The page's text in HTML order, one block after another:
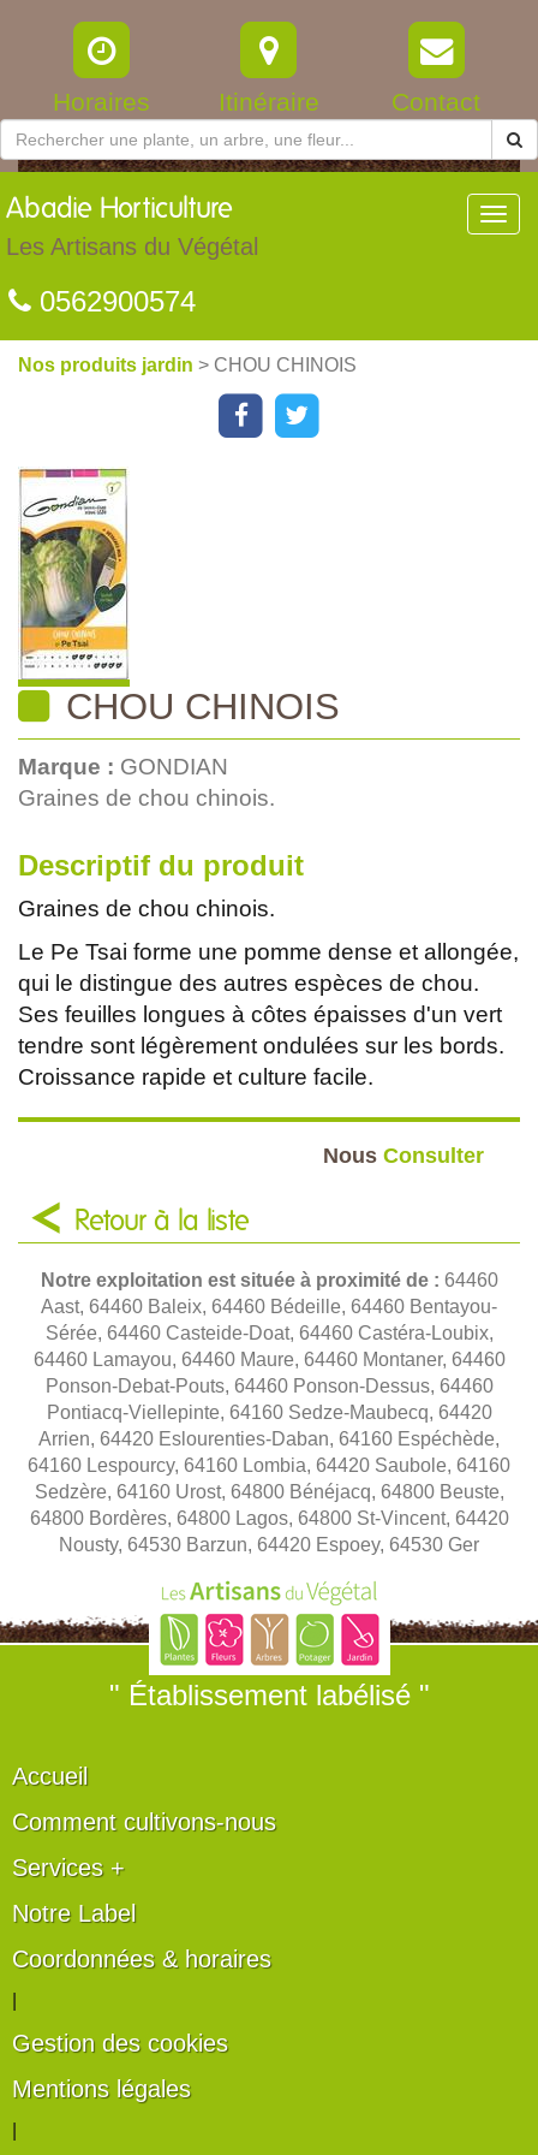
Horaires Itinéraire Contact
Abadie Horticulture
Les Artisans du Végétal
0562900574
Nos produits jardin > CHOU CHINOIS
CHOU CHINOIS
Marque : GONDIAN
Graines de chou chinois.
Descriptif du produit
Graines de chou chinois.
Le Pe Tsai forme une pomme dense et allongée,
qui le distingue des autres espèces de chou.
Ses feuilles longues à côtes épaisses d'un vert
tendre sont légèrement ondulées sur les bords.
Croissance rapide et culture facile.
Nous Consulter
Retour à la liste
Notre exploitation est située à proximité de : 64460
Aast, 64460 Baleix, 64460 Bédeille, 64460 Bentayou-
Sérée, 64460 Casteide-Doat, 64460 Castéra-Loubix,
64460 Lamayou, 64460 Maure, 64460 Montaner, 64460
Ponson-Debat-Pouts, 64460 Ponson-Dessus, 64460
Pontiacq-Viellepinte, 64160 Sedze-Maubecq, 64420
Arrien, 64420 Eslourenties-Daban, 64160 Espéchède,
64160 Lespourcy, 64160 Lombia, 64420 Saubole, 64160
Sedzère, 64160 Urost, 64800 Bénéjacq, 64800 Beuste,
64800 Bordères, 64800 Lagos, 64800 St-Vincent, 64420
Nousty, 64530 Barzun, 64420 Espoey, 64530 Ger
" Établissement labélisé "
Accueil
Comment cultivons-nous
Services +
Notre Label
Coordonnées & horaires
Gestion des cookies
Mentions légales